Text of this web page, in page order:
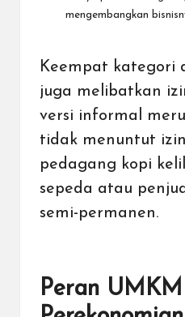
mengembangkan
Keempat kategori
juga melibatkan
versi informal
tidak menuntut
pedagang kopi
sepeda atau
semi-permanen.
Peran